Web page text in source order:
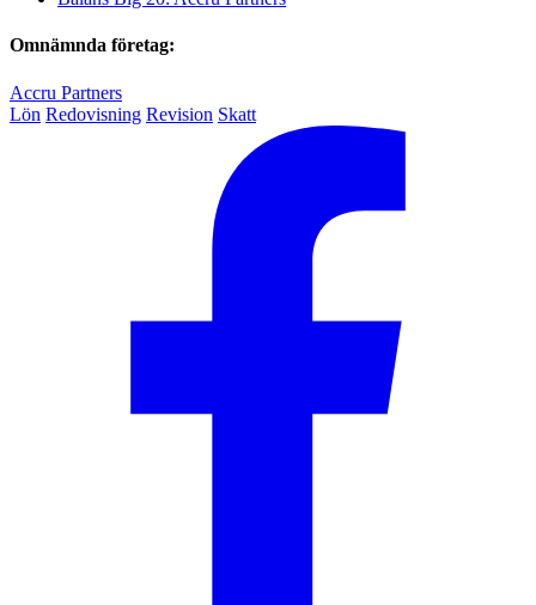
Omnämnda företag:
Accru Partners
Lön Redovisning Revision Skatt